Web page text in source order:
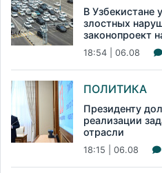
В Узбекистане
злостных
законопроект
18:54 | 06.08
ПОЛИТИКА
Президенту
реализации
отрасли
18:15 | 06.08